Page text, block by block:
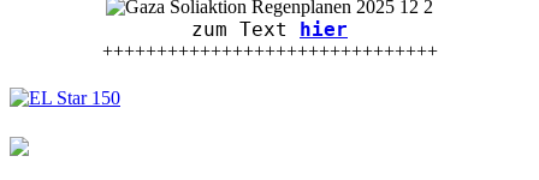
zum Text hier
+++++++++++++++++++++++++++++++